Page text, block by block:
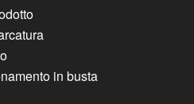
in busta